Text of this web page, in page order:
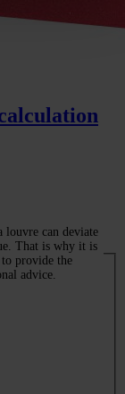
louvre can deviate
That is why it is
provide the
advice.